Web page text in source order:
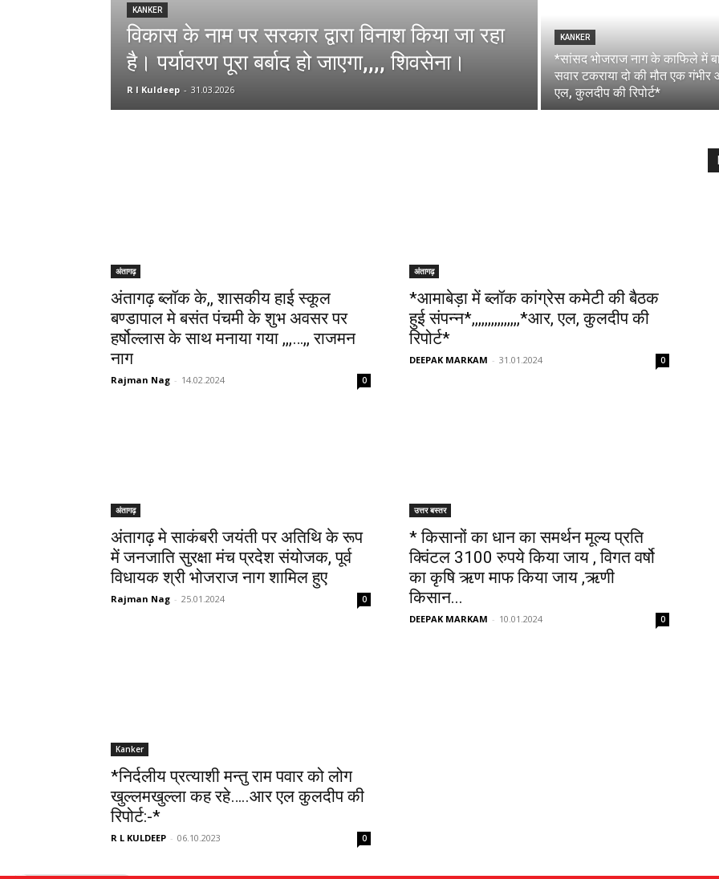
KANKER
विकास के नाम पर सरकार द्वारा विनाश किया जा रहा
है। पर्यावरण पूरा बर्बाद हो जाएगा,,,, शिवसेना।
R l Kuldeep - 31.03.2026
KANKER
*सांसद भोजराज नाग के काफिले में
सवार टकराया दो की मौत एक गंभीर
एल, कुलदीप की रिपोर्ट*
अंतागढ़
अंतागढ़ ब्लॉक के,, शासकीय हाई स्कूल
बण्डापाल मे बसंत पंचमी के शुभ अवसर पर
हर्षोल्लास के साथ मनाया गया ,,,…,, राजमन
नाग
Rajman Nag - 14.02.2024 0
अंतागढ़
*आमाबेड़ा में ब्लॉक कांग्रेस कमेटी की बैठक
हुई संपन्न*,,,,,,,,,,,,,,,*आर, एल, कुलदीप की
रिपोर्ट*
DEEPAK MARKAM - 31.01.2024 0
अंतागढ़
अंतागढ़ मे साकंबरी जयंती पर अतिथि के रूप
में जनजाति सुरक्षा मंच प्रदेश संयोजक, पूर्व
विधायक श्री भोजराज नाग शामिल हुए
Rajman Nag - 25.01.2024 0
उत्तर बस्तर
* किसानों का धान का समर्थन मूल्य प्रति
क्विंटल 3100 रुपये किया जाय , विगत वर्षो
का कृषि ऋण माफ किया जाय ,ऋणी
किसान...
DEEPAK MARKAM - 10.01.2024 0
Kanker
*निर्दलीय प्रत्याशी मन्तु राम पवार को लोग
खुल्लमखुल्ला कह रहे…..आर एल कुलदीप की
रिपोर्ट:-*
R L KULDEEP - 06.10.2023 0